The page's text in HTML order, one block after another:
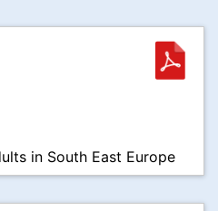
in South East Europe